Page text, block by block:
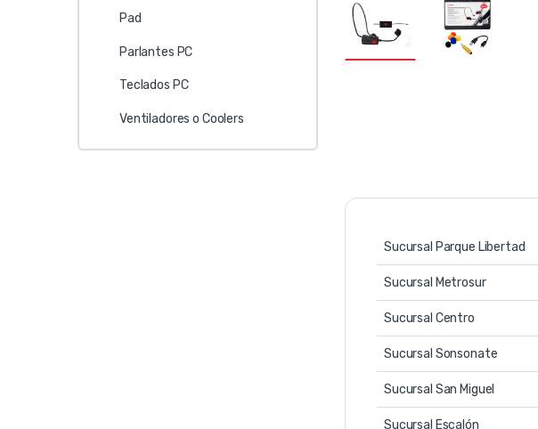
Sucursal Parque Libertad
Sucursal Metrosur
Sucursal Centro
Sucursal Sonsonate
Sucursal San Miguel
Sucursal Escalón
Pad
Parlantes PC
Teclados PC
Ventiladores o Coolers